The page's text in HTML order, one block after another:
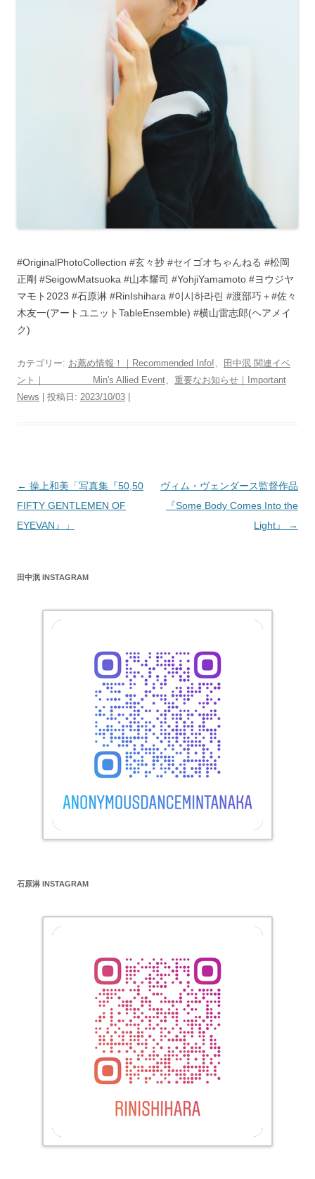
#OriginalPhotoCollection #玄々抄 #セイゴオちゃんねる #松岡
正剛 #SeigowMatsuoka #山本耀司 #YohjiYamamoto #ヨウジヤ
マモト2023 #石原淋 #RinIshihara #이시하라린 #渡部巧＋#佐々
木友一(アートユニットTableEnsemble) #横山雷志郎(ヘアメイ
ク)
カテゴリー: お薦め情報！｜Recommended Info!
田中泯 関連イベ
ント｜ Min's Allied Event
重要なお知らせ｜Important
News | 投稿日: 2023/10/03 |
投
稿
ナ
ー
← 操上和美「写真集『50,50
FIFTY GENTLEMEN OF
EYEVAN』」
ヴィム・ヴェンダース監督作品
『Some Body Comes Into the
Light』
→
田中泯 INSTAGRAM
石原淋 INSTAGRAM